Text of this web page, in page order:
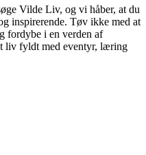
Vilde Liv, og vi håber, at du
inspirerende. Tøv ikke med at
fordybe i en verden af
liv fyldt med eventyr, læring